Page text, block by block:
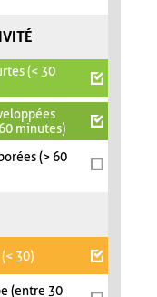
(< 30
minutes)
(> 60
30)
(entre 30